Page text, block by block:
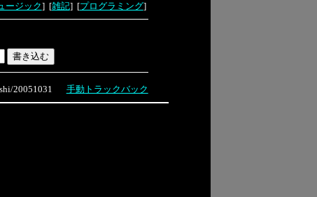
ージック] [雑記] [プログラミング]
20051031 手動トラックバック